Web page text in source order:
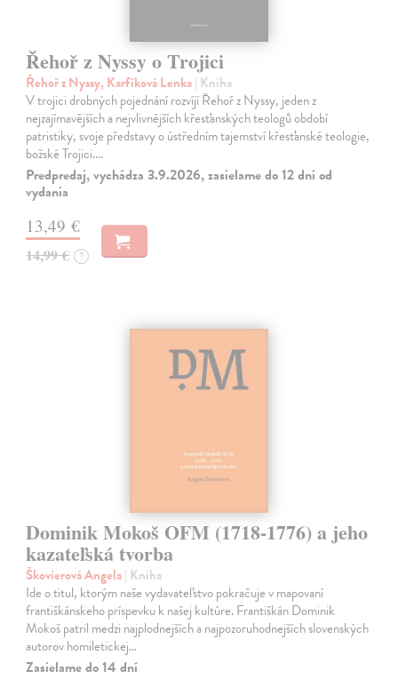
Řehoř z Nyssy o Trojici
Řehoř z Nyssy, Karfíková Lenka| Kniha
V trojici drobných pojednání rozvíjí Řehoř z Nyssy, jeden z
nejzajímavějších a nejvlivnějších křesťanských teologů období
patristiky, svoje představy o ústředním tajemství křesťanské teologie,
božské Trojici.…
Predpredaj, vychádza 3.9.2026, zasielame do 12 dní od
vydania
13,49 €
14,99 € ?
Dominik Mokoš OFM (1718-1776) a jeho
kazateľská tvorba
Škovierová Angela| Kniha
Ide o titul, ktorým naše vydavateľstvo pokračuje v mapovaní
františkánskeho príspevku k našej kultúre. Františkán Dominik
Mokoš patril medzi najplodnejších a najpozoruhodnejších slovenských
autorov homiletickej…
Zasielame do 14 dní